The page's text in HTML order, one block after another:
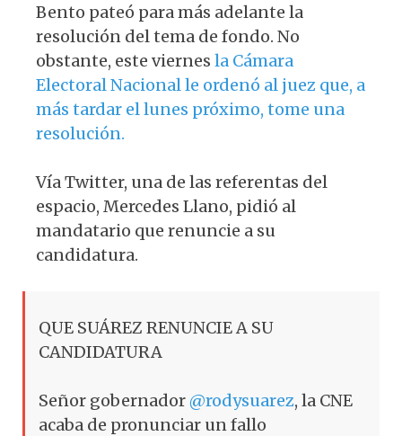
Bento pateó para más adelante la
resolución del tema de fondo. No
obstante, este viernes la Cámara
Electoral Nacional le ordenó al juez que, a
más tardar el lunes próximo, tome una
resolución.
Vía Twitter, una de las referentas del
espacio, Mercedes Llano, pidió al
mandatario que renuncie a su
candidatura.
QUE SUÁREZ RENUNCIE A SU
CANDIDATURA
Señor gobernador@rodysuarez, la CNE
acaba de pronunciar un fallo